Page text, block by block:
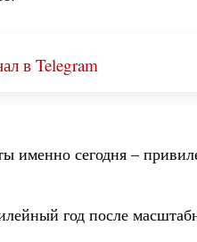
в Telegram
именно сегодня –
год после